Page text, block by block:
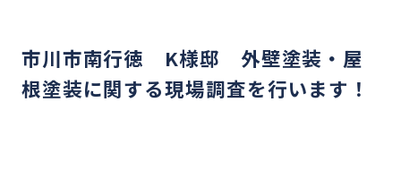
市川市南行徳 K様邸 外壁塗装・屋
根塗装に関する現場調査を行います！